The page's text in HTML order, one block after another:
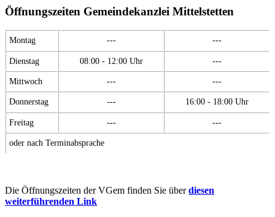
Öffnungszeiten Gemeindekanzlei Mittelstetten
Montag --- ---
Dienstag 08:00 - 12:00 Uhr ---
Mittwoch --- ---
Donnerstag --- 16:00 - 18:00 Uhr
Freitag --- ---
oder nach Terminabsprache
Die Öffnungszeiten der VGem finden Sie überdiesen
weiterführenden Link